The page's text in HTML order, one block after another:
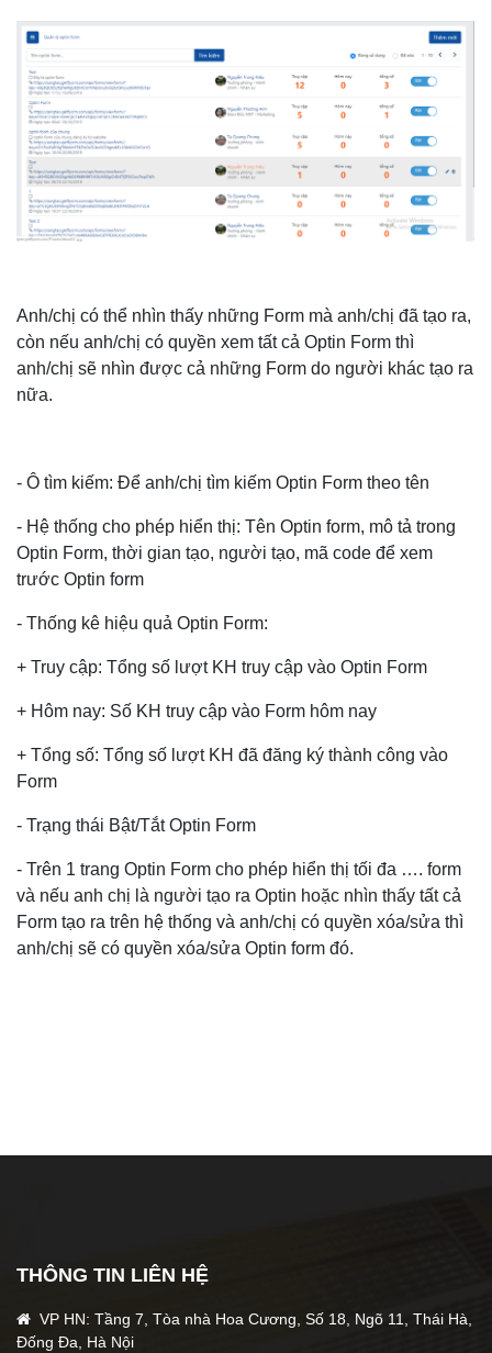
Anh/chị có thể nhìn thấy những Form mà anh/chị đã tạo ra,
còn nếu anh/chị có quyền xem tất cả Optin Form thì
anh/chị sẽ nhìn được cả những Form do người khác tạo ra
nữa.
- Ô tìm kiếm: Để anh/chị tìm kiếm Optin Form theo tên
- Hệ thống cho phép hiển thị: Tên Optin form, mô tả trong
Optin Form, thời gian tạo, người tạo, mã code để xem
trước Optin form
- Thống kê hiệu quả Optin Form:
+ Truy cập: Tổng số lượt KH truy cập vào Optin Form
+ Hôm nay: Số KH truy cập vào Form hôm nay
+ Tổng số: Tổng số lượt KH đã đăng ký thành công vào
Form
- Trạng thái Bật/Tắt Optin Form
- Trên 1 trang Optin Form cho phép hiển thị tối đa …. form
và nếu anh chị là người tạo ra Optin hoặc nhìn thấy tất cả
Form tạo ra trên hệ thống và anh/chị có quyền xóa/sửa thì
anh/chị sẽ có quyền xóa/sửa Optin form đó.
form thì làm thế nào?
giao diện Getfly CRM 4.0
THÔNG TIN LIÊN HỆ
VP HN: Tầng 7, Tòa nhà Hoa Cương, Số 18, Ngõ 11, Thái Hà,
Đống Đa, Hà Nội